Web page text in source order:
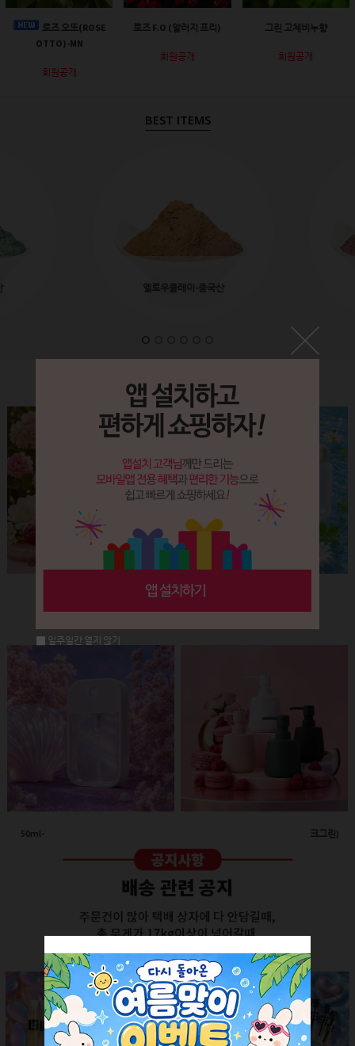
로즈 오또(ROSE
OTTO)-MN
회원공개
로즈 F.O (알러지 프리)
회원공개
그린 고체비누향
회원공개
BEST ITEMS
옐로우클레이-중국산
Label&Bottle
50ml-애플 스프레이(투명/화이트캡)
회원공개
260ml-고급세라믹 펌프용기(다크그린)
회원공개
더보기 +
일주일간 열지 않기